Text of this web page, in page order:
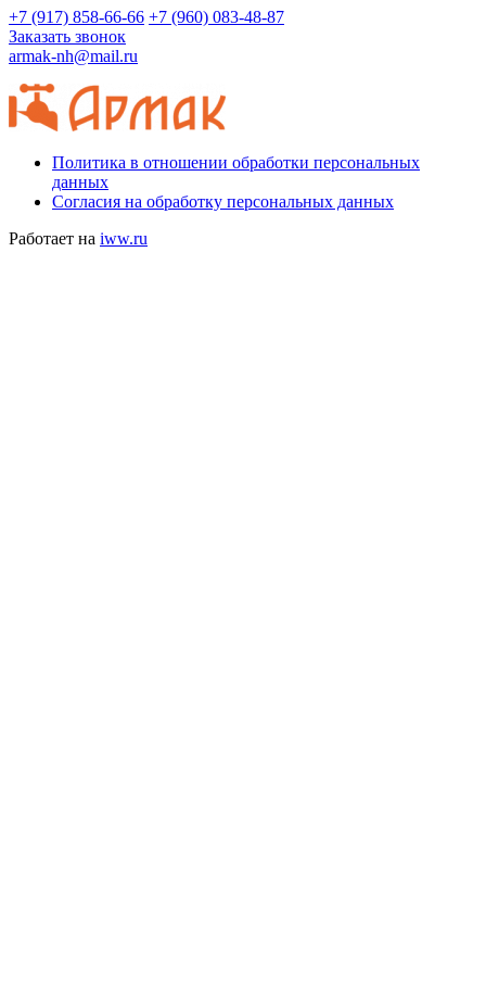
+7 (917) 858-66-66 +7 (960) 083-48-87
Заказать звонок
armak-nh@mail.ru
Политика в отношении обработки персональных
данных
Согласия на обработку персональных данных
Работает на iww.ru